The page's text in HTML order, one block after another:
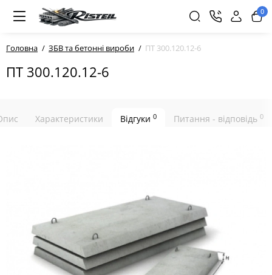
0
Головна ЗБВ та бетонні вироби ПТ 300.120.12-6
ПТ 300.120.12-6
Характеристики Відгуки 0 Питання - відповідь 0